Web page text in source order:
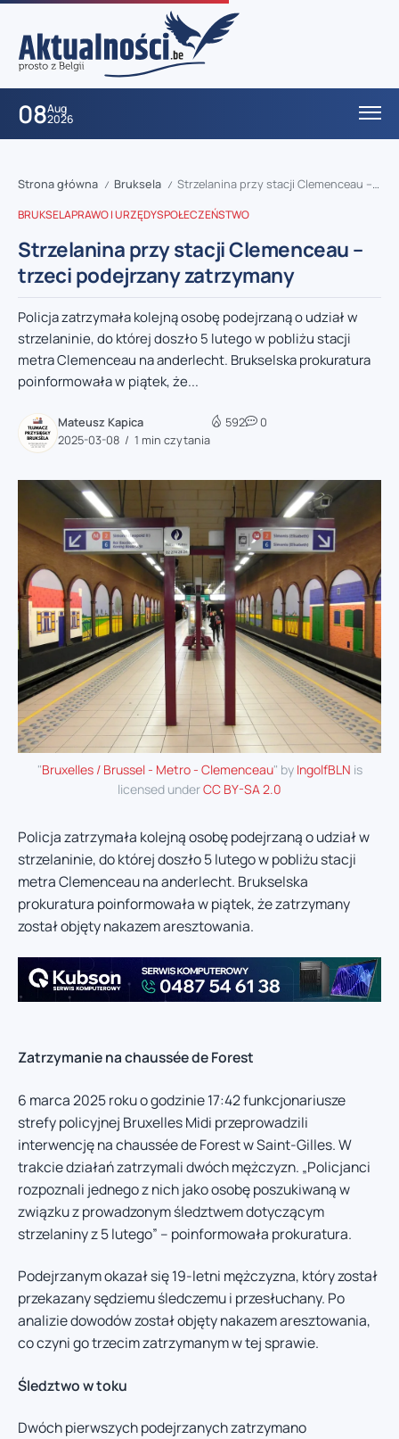
08Aug
2026
Strona główna / Bruksela / Strzelanina przy stacji Clemenceau – trzeci podejrzany zatrzymany
BRUKSELAPRAWO I URZĘDYSPOŁECZEŃSTWO
Strzelanina przy stacji Clemenceau –
trzeci podejrzany zatrzymany
Policja zatrzymała kolejną osobę podejrzaną o udział w
strzelaninie, do której doszło 5 lutego w pobliżu stacji
metra Clemenceau na anderlecht. Brukselska prokuratura
poinformowała w piątek, że...
Mateusz Kapica
2025-03-08
1 min czytania
592 0
"Bruxelles / Brussel - Metro - Clemenceau" by IngolfBLN is
licensed underCC BY-SA 2.0
Policja zatrzymała kolejną osobę podejrzaną o udział w
strzelaninie, do której doszło 5 lutego w pobliżu stacji
metra Clemenceau na anderlecht. Brukselska
prokuratura poinformowała w piątek, że zatrzymany
został objęty nakazem aresztowania.
Zatrzymanie na chaussée de Forest
6 marca 2025 roku o godzinie 17:42 funkcjonariusze
strefy policyjnej Bruxelles Midi przeprowadzili
interwencję na chaussée de Forest w Saint-Gilles. W
trakcie działań zatrzymali dwóch mężczyzn. „Policjanci
rozpoznali jednego z nich jako osobę poszukiwaną w
związku z prowadzonym śledztwem dotyczącym
strzelaniny z 5 lutego” – poinformowała prokuratura.
Podejrzanym okazał się 19-letni mężczyzna, który został
przekazany sędziemu śledczemu i przesłuchany. Po
analizie dowodów został objęty nakazem aresztowania,
co czyni go trzecim zatrzymanym w tej sprawie.
Śledztwo w toku
Dwóch pierwszych podejrzanych zatrzymano